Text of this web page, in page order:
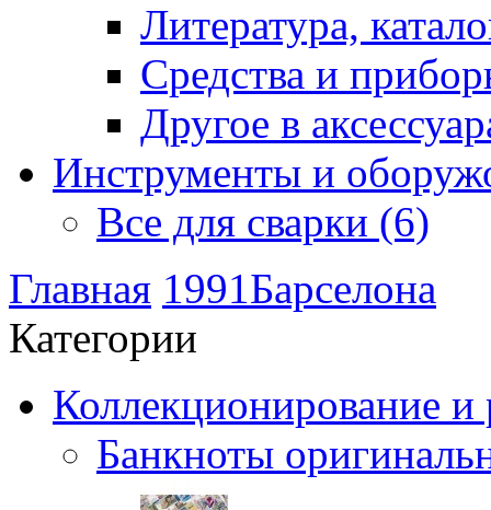
Литература,
Средства и
Другое в
Инструменты и
Все для сварки (6)
Главная 1991Барселона
Категории
Коллекционирование и
Банкноты